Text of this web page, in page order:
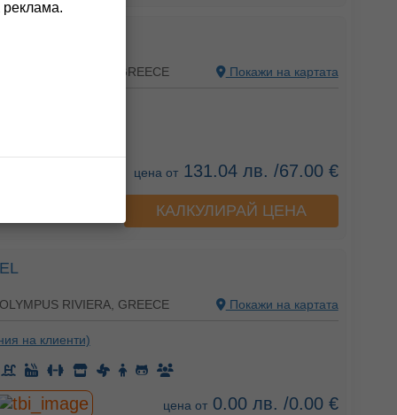
RIVIERA, GREECE Покажи на картата
цена от131.04 лв. /67.00 €
КАЛКУЛИРАЙ ЦЕНА
RIVIERA, GREECE Покажи на картата
на клиенти)
цена от0.00 лв. /0.00 €
реклама.